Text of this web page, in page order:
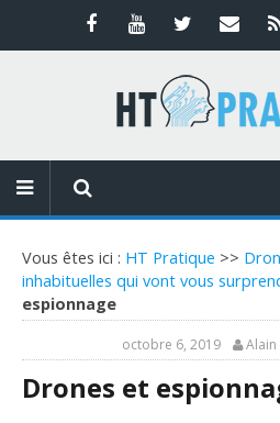
Vous êtes ici : HT Pratique >>
inhabituelles qui vont vous
espionnage
octobre 6, 2019 Alain
Drones et